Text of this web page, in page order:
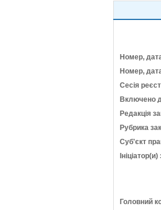
Номер,
Номер,
Сесія
Включено
Редакція
Рубрика
Суб'єкт
Головний